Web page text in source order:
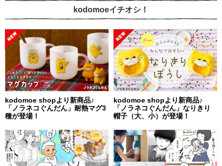
kodomoeイチオシ！
kodomoe shopより新商品♪
「ノラネコぐんだん」耐熱マグ3
種が登場！
kodomoe shopより新商品♪
「ノラネコぐんだん」なりきり
帽子（大、小）が登場！